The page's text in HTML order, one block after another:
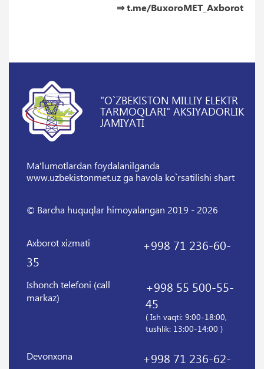
⇒t.me/BuxoroMET_Axborot
"O`ZBEKISTON MILLIY ELEKTR
TARMOQLARI" AKSIYADORLIK
JAMIYATI
Ma'lumotlardan foydalanilganda
www.uzbekistonmet.uz ga havola ko`rsatilishi shart
© Barcha huquqlar himoyalangan 2019 - 2026
Axborot xizmati
+998 71 236-60-
35
Ishonch telefoni (call
markaz)
+998 55 500-55-
45
( Ish vaqti: 9:00-18:00,
tushlik: 13:00-14:00 )
Devonxona
+998 71 236-62-